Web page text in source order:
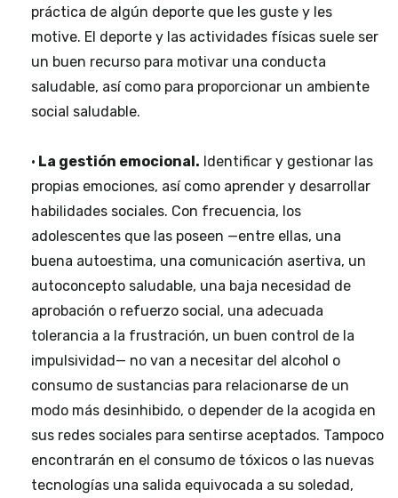
práctica de algún deporte que les guste y les
motive. El deporte y las actividades físicas suele ser
un buen recurso para motivar una conducta
saludable, así como para proporcionar un ambiente
social saludable.
• La gestión emocional. Identificar y gestionar las
propias emociones, así como aprender y desarrollar
habilidades sociales. Con frecuencia, los
adolescentes que las poseen —entre ellas, una
buena autoestima, una comunicación asertiva, un
autoconcepto saludable, una baja necesidad de
aprobación o refuerzo social, una adecuada
tolerancia a la frustración, un buen control de la
impulsividad— no van a necesitar del alcohol o
consumo de sustancias para relacionarse de un
modo más desinhibido, o depender de la acogida en
sus redes sociales para sentirse aceptados. Tampoco
encontrarán en el consumo de tóxicos o las nuevas
tecnologías una salida equivocada a su soledad,